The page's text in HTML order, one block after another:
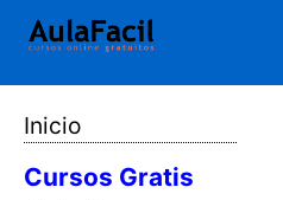
Inicio
Cursos Gratis